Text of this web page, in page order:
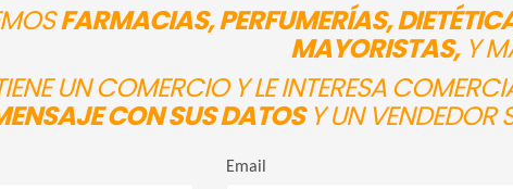
FARMACIAS, PERFUMERÍAS,
MAYORISTAS,Y
UN COMERCIO Y LE INTERESA
CON SUS DATOSY UN VENDEDOR
Email